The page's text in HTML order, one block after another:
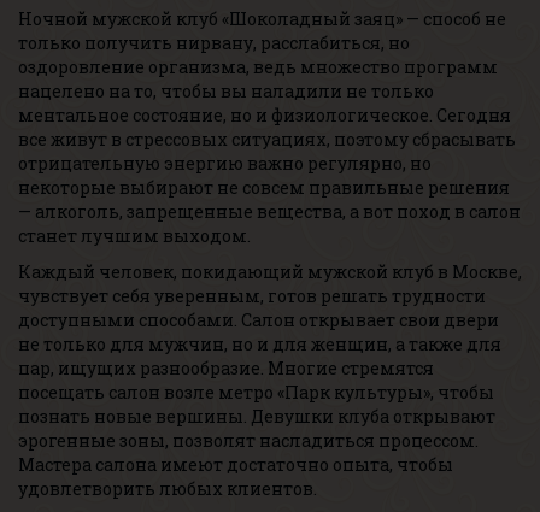
Ночной мужской клуб «Шоколадный заяц» — способ не
только получить нирвану, расслабиться, но
оздоровление организма, ведь множество программ
нацелено на то, чтобы вы наладили не только
ментальное состояние, но и физиологическое. Сегодня
все живут в стрессовых ситуациях, поэтому сбрасывать
отрицательную энергию важно регулярно, но
некоторые выбирают не совсем правильные решения
— алкоголь, запрещенные вещества, а вот поход в салон
станет лучшим выходом.
Каждый человек, покидающий мужской клуб в Москве,
чувствует себя уверенным, готов решать трудности
доступными способами. Салон открывает свои двери
не только для мужчин, но и для женщин, а также для
пар, ищущих разнообразие. Многие стремятся
посещать салон возле метро «Парк культуры», чтобы
познать новые вершины. Девушки клуба открывают
эрогенные зоны, позволят насладиться процессом.
Мастера салона имеют достаточно опыта, чтобы
удовлетворить любых клиентов.